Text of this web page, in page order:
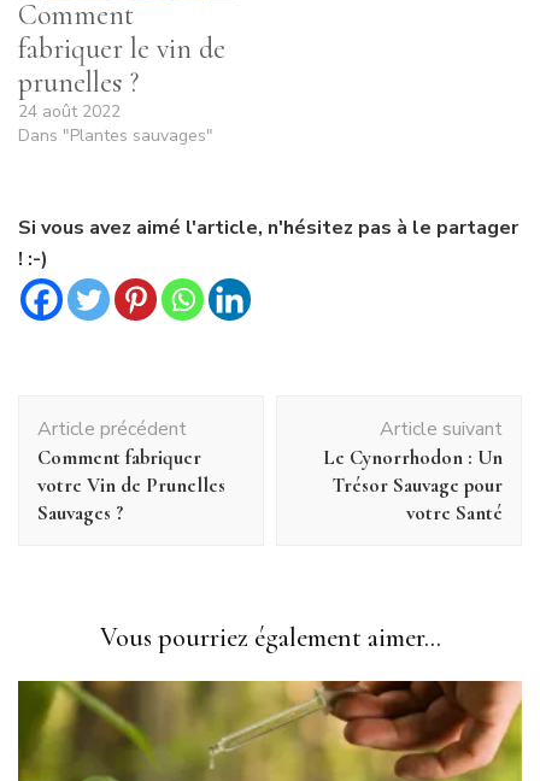
Comment
fabriquer le vin de
prunelles ?
24 août 2022
Dans "Plantes sauvages"
Si vous avez aimé l'article, n'hésitez pas à le partager
! :-)
d'article
Article précédent
Comment fabriquer
votre Vin de Prunelles
Sauvages ?
Article suivant
Le Cynorrhodon : Un
Trésor Sauvage pour
votre Santé
Vous pourriez également aimer...